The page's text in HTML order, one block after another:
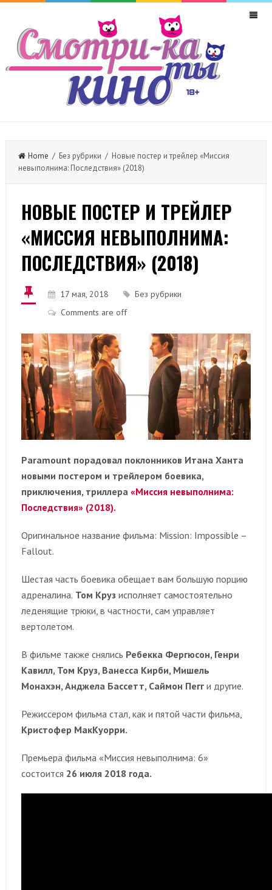
Home / Без рубрики / Новые постер и трейлер «Миссия
невыполнима: Последствия» (2018)
НОВЫЕ ПОСТЕР И ТРЕЙЛЕР
«МИССИЯ НЕВЫПОЛНИМА:
ПОСЛЕДСТВИЯ» (2018)
17 мая, 2018
Без рубрики
Comments are off
Paramount порадовал поклонников Итана Ханта
новыми постером и трейлером боевика,
приключения, триллера «Миссия невыполнима:
Последствия» (2018).
Оригинальное название фильма: Mission: Impossible –
Fallout.
Шестая часть боевика обещает вам большую порцию
адреналина. Том Круз исполняет самостоятельно
леденящие трюки, в частности, сам управляет
вертолетом.
В фильме также снялись Ребекка Фергюсон, Генри
Кавилл, Том Круз, Ванесса Кирби, Мишель
Монахэн, Анджела Бассетт, Саймон Пегги другие.
Режиссером фильма стал, как и пятой части фильма,
Кристофер МакКуорри.
Премьера фильма «Миссия невыполнима: 6»
состоится 26 июля 2018 года.